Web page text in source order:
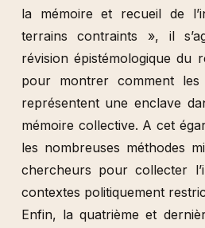
la mémoire et recueil de
terrains contraints », il
révision épistémologique du
pour montrer comment
représentent une enclave
mémoire collective. A cet
les nombreuses méthodes
chercheurs pour collecter
contextes politiquement
Enfin, la quatrième et